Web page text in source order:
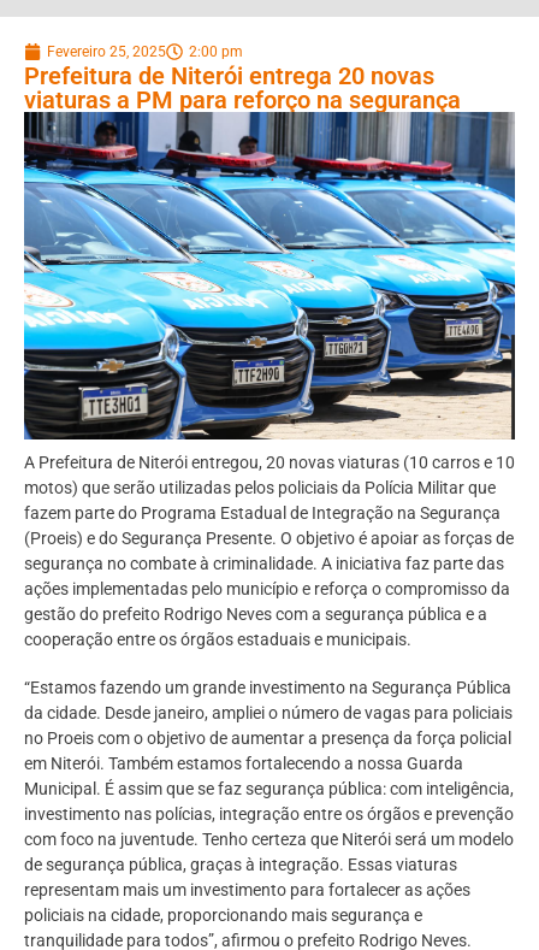
Fevereiro 25, 2025 2:00 pm
Prefeitura de Niterói entrega 20 novas
viaturas a PM para reforço na segurança
A Prefeitura de Niterói entregou, 20 novas viaturas (10 carros e 10
motos) que serão utilizadas pelos policiais da Polícia Militar que
fazem parte do Programa Estadual de Integração na Segurança
(Proeis) e do Segurança Presente. O objetivo é apoiar as forças de
segurança no combate à criminalidade. A iniciativa faz parte das
ações implementadas pelo município e reforça o compromisso da
gestão do prefeito Rodrigo Neves com a segurança pública e a
cooperação entre os órgãos estaduais e municipais.
“Estamos fazendo um grande investimento na Segurança Pública
da cidade. Desde janeiro, ampliei o número de vagas para policiais
no Proeis com o objetivo de aumentar a presença da força policial
em Niterói. Também estamos fortalecendo a nossa Guarda
Municipal. É assim que se faz segurança pública: com inteligência,
investimento nas polícias, integração entre os órgãos e prevenção
com foco na juventude. Tenho certeza que Niterói será um modelo
de segurança pública, graças à integração. Essas viaturas
representam mais um investimento para fortalecer as ações
policiais na cidade, proporcionando mais segurança e
tranquilidade para todos”, afirmou o prefeito Rodrigo Neves.